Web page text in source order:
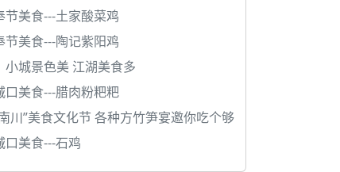
节美食---土家酸菜鸡
节美食---陶记紫阳鸡
小城景色美 江湖美食多
口美食---腊肉粉粑粑
川”美食文化节 各种方竹笋宴邀你吃个够
口美食---石鸡